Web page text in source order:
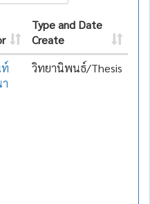
Type and Date
Create
วิทยานิพนธ์/Thesis